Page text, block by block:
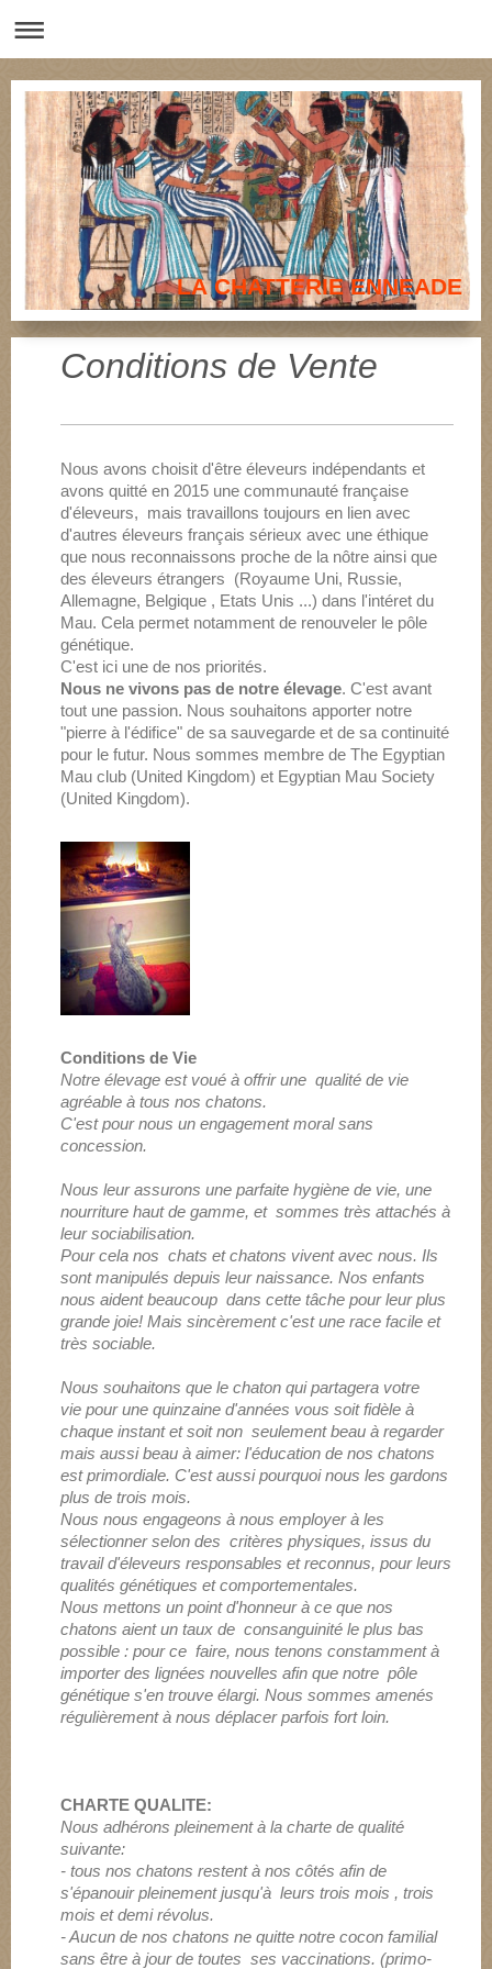
LA CHATTERIE ENNEADE
Conditions de Vente
Nous avons choisit d'être éleveurs indépendants et
avons quitté en 2015 une communauté française
d'éleveurs, mais travaillons toujours en lien avec
d'autres éleveurs français sérieux avec une éthique
que nous reconnaissons proche de la nôtre ainsi que
des éleveurs étrangers (Royaume Uni, Russie,
Allemagne, Belgique , Etats Unis ...) dans l'intéret du
Mau. Cela permet notamment de renouveler le pôle
génétique.
C'est ici une de nos priorités.
Nous ne vivons pas de notre élevage. C'est avant
tout une passion. Nous souhaitons apporter notre
"pierre à l'édifice" de sa sauvegarde et de sa continuité
pour le futur. Nous sommes membre de The Egyptian
Mau club (United Kingdom) et Egyptian Mau Society
(United Kingdom).
Conditions de Vie
Notre élevage est voué à offrir une qualité de vie
agréable à tous nos chatons.
C'est pour nous un engagement moral sans
concession.
Nous leur assurons une parfaite hygiène de vie, une
nourriture haut de gamme, et sommes très attachés à
leur sociabilisation.
Pour cela nos chats et chatons vivent avec nous. Ils
sont manipulés depuis leur naissance. Nos enfants
nous aident beaucoup dans cette tâche pour leur plus
grande joie! Mais sincèrement c'est une race facile et
très sociable.
Nous souhaitons que le chaton qui partagera votre
vie pour une quinzaine d'années vous soit fidèle à
chaque instant et soit non seulement beau à regarder
mais aussi beau à aimer: l'éducation de nos chatons
est primordiale. C'est aussi pourquoi nous les gardons
plus de trois mois.
Nous nous engageons à nous employer à les
sélectionner selon des critères physiques, issus du
travail d'éleveurs responsables et reconnus, pour leurs
qualités génétiques et comportementales.
Nous mettons un point d'honneur à ce que nos
chatons aient un taux de consanguinité le plus bas
possible : pour ce faire, nous tenons constamment à
importer des lignées nouvelles afin que notre pôle
génétique s'en trouve élargi. Nous sommes amenés
régulièrement à nous déplacer parfois fort loin.
CHARTE QUALITE:
Nous adhérons pleinement à la charte de qualité
suivante:
- tous nos chatons restent à nos côtés afin de
s'épanouir pleinement jusqu'à leurs trois mois , trois
mois et demi révolus.
- Aucun de nos chatons ne quitte notre cocon familial
sans être à jour de toutes ses vaccinations. (primo-